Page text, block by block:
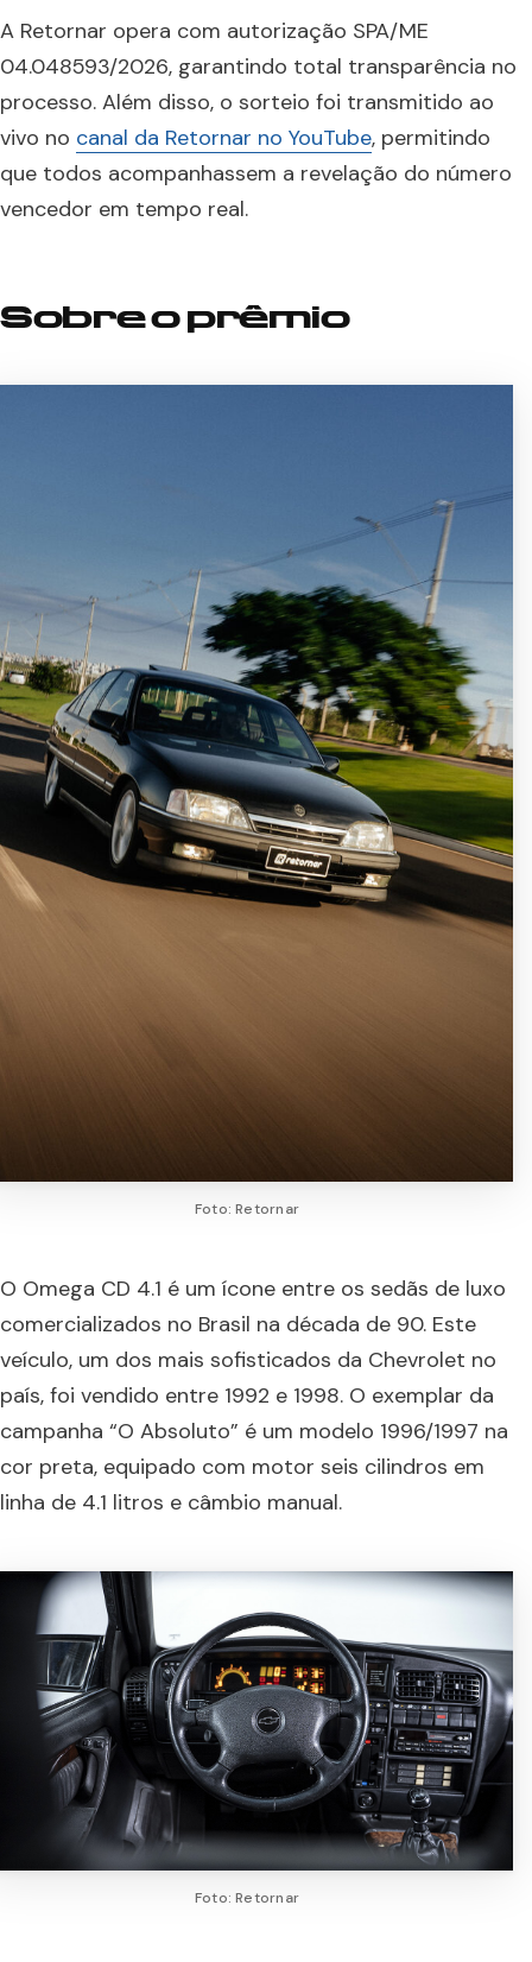
A Retornar opera com autorização SPA/ME
04.048593/2026, garantindo total transparência no
processo. Além disso, o sorteio foi transmitido ao
vivo no canal da Retornar no YouTube, permitindo
que todos acompanhassem a revelação do número
vencedor em tempo real.
Sobre o prêmio
Foto: Retornar
O Omega CD 4.1 é um ícone entre os sedãs de luxo
comercializados no Brasil na década de 90. Este
veículo, um dos mais sofisticados da Chevrolet no
país, foi vendido entre 1992 e 1998. O exemplar da
campanha “O Absoluto” é um modelo 1996/1997 na
cor preta, equipado com motor seis cilindros em
linha de 4.1 litros e câmbio manual.
Foto: Retornar